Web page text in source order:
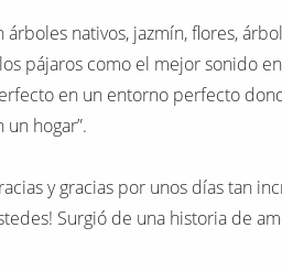
árboles nativos, jazmín, flores,
pájaros como el mejor sonido
en un entorno perfecto
un hogar”.
y gracias por unos días tan
Surgió de una historia de